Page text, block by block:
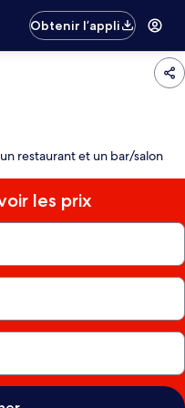
Obtenir l’appli
restaurant et un bar/salon
les prix